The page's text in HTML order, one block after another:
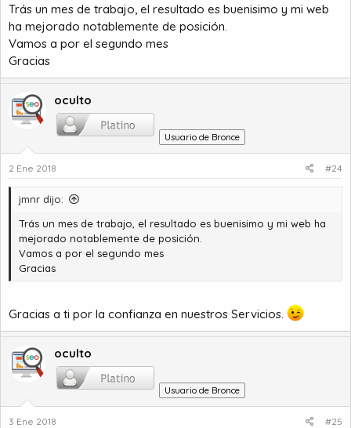
Trás un mes de trabajo, el resultado es buenisimo y mi web
ha mejorado notablemente de posición.
Vamos a por el segundo mes
Gracias
oculto
Usuario de Bronce
2 Ene 2018 #24
jmnr dijo:
Trás un mes de trabajo, el resultado es buenisimo y mi web ha
mejorado notablemente de posición.
Vamos a por el segundo mes
Gracias
Gracias a ti por la confianza en nuestros Servicios.
oculto
Usuario de Bronce
3 Ene 2018 #25